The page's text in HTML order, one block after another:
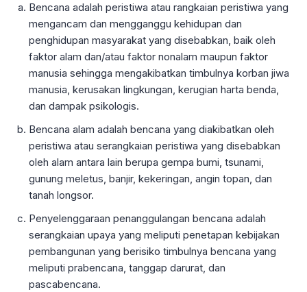
Bencana adalah peristiwa atau rangkaian peristiwa yang
mengancam dan mengganggu kehidupan dan
penghidupan masyarakat yang disebabkan, baik oleh
faktor alam dan/atau faktor nonalam maupun faktor
manusia sehingga mengakibatkan timbulnya korban jiwa
manusia, kerusakan lingkungan, kerugian harta benda,
dan dampak psikologis.
Bencana alam adalah bencana yang diakibatkan oleh
peristiwa atau serangkaian peristiwa yang disebabkan
oleh alam antara lain berupa gempa bumi, tsunami,
gunung meletus, banjir, kekeringan, angin topan, dan
tanah longsor.
Penyelenggaraan penanggulangan bencana adalah
serangkaian upaya yang meliputi penetapan kebijakan
pembangunan yang berisiko timbulnya bencana yang
meliputi prabencana, tanggap darurat, dan
pascabencana.